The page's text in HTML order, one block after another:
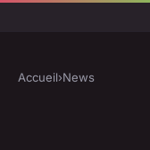
Accueil›News